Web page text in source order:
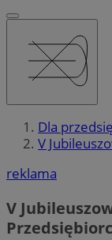
Dla
V
reklama
V